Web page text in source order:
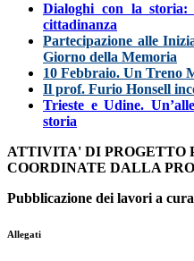
Dialoghi con la
cittadinanza
Partecipazione alle
Giorno della Memoria
10 Febbraio. Un Treno
Il prof. Furio Honsell
Trieste e Udine.
storia
ATTIVITA' DI PROGETTO
COORDINATE DALLA
Pubblicazione dei lavori a
Allegati